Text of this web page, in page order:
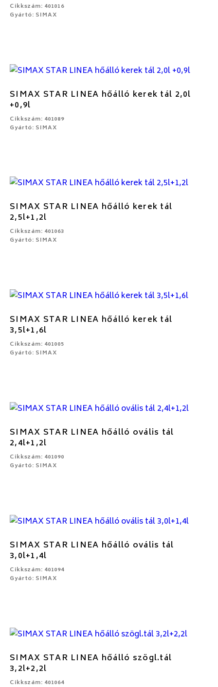
Cikkszám: 401016
Gyártó: SIMAX
SIMAX STAR LINEA hőálló kerek tál 2,0l
+0,9l
Cikkszám: 401089
Gyártó: SIMAX
SIMAX STAR LINEA hőálló kerek tál
2,5l+1,2l
Cikkszám: 401063
Gyártó: SIMAX
SIMAX STAR LINEA hőálló kerek tál
3,5l+1,6l
Cikkszám: 401005
Gyártó: SIMAX
SIMAX STAR LINEA hőálló ovális tál
2,4l+1,2l
Cikkszám: 401090
Gyártó: SIMAX
SIMAX STAR LINEA hőálló ovális tál
3,0l+1,4l
Cikkszám: 401094
Gyártó: SIMAX
SIMAX STAR LINEA hőálló szögl.tál
3,2l+2,2l
Cikkszám: 401064